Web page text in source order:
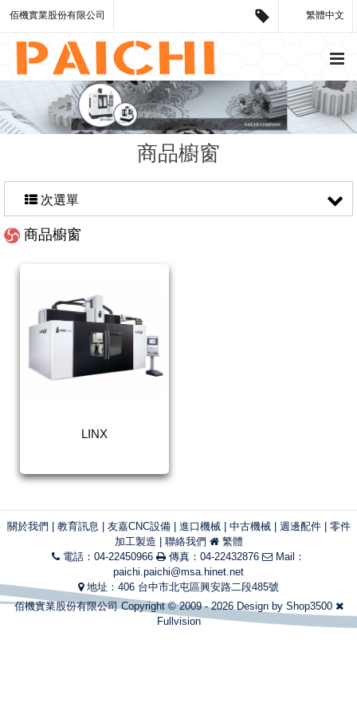
繁體中文
佰機實業股份有限公司
商品櫥窗
次選單
商品櫥窗
LINX
關於我們 教育訊息 友嘉CNC設備| 進口機械| 中古機械| 週邊配件| 零件
加工製造
聯絡我們
繁體
電話：04-22450966
傳真：04-22432876
Mail：
paichi.paichi@msa.hinet.net
地址：406 台中市北屯區興安路二段485號
佰機實業股份有限公司 Copyright © 2009 - 2026 Design by Shop3500
Fullvision